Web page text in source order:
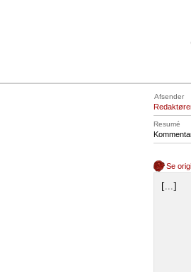
Afsender
Resumé
Se
[...]